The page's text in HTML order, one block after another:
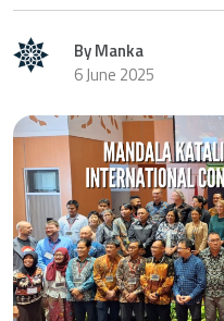
By Manka
6 June 2025